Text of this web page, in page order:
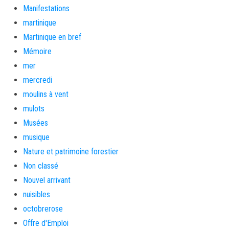
Manifestations
martinique
Martinique en bref
Mémoire
mer
mercredi
moulins à vent
mulots
Musées
musique
Nature et patrimoine forestier
Non classé
Nouvel arrivant
nuisibles
octobrerose
Offre d'Emploi